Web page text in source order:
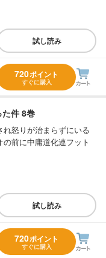
試し読み
720ポイント
すぐに購入
件 8巻
怒りが治まらずにいる
前に中庸道化連フット
試し読み
720ポイント
すぐに購入